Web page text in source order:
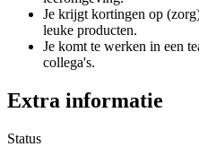
Je krijgt kortingen op
leuke producten.
Je komt te werken in een
collega's.
Extra informatie
Status